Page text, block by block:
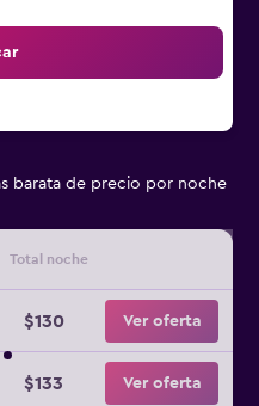
barata de precio por noche
Total noche
$130 Ver oferta
$133 Ver oferta